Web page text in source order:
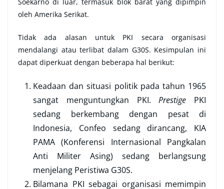
oleh Amerika Serikat.
Tidak ada alasan untuk PKI secara organisasi
mendalangi atau terlibat dalam G30S. Kesimpulan ini
dapat diperkuat dengan beberapa hal berikut:
Keadaan dan situasi politik pada tahun 1965
sangat menguntungkan PKI.Prestige PKI
sedang berkembang dengan pesat di
Indonesia, Confeo sedang dirancang, KIA
PAMA (Konferensi Internasional Pangkalan
Anti Militer Asing) sedang berlangsung
menjelang Peristiwa G30S.
Bilamana PKI sebagai organisasi memimpin